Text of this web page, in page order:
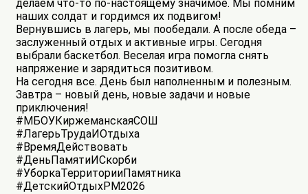
делаем что-то по-настоящему значимое. Мы помним
наших солдат и гордимся их подвигом!
Вернувшись в лагерь, мы пообедали. А после обеда –
заслуженный отдых и активные игры. Сегодня
выбрали баскетбол. Веселая игра помогла снять
напряжение и зарядиться позитивом.
На сегодня все. День был наполненным и полезным.
Завтра – новый день, новые задачи и новые
приключения!
#МБОУКиржеманскаяСОШ
#ЛагерьТрудаИОтдыха
#ВремяДействовать
#ДеньПамятиИСкорби
#УборкаТерриторииПамятника
#ДетскийОтдыхРМ2026